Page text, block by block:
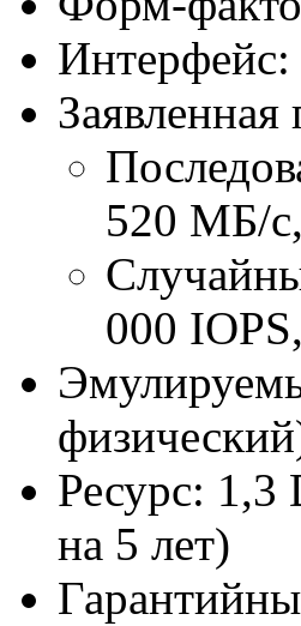
520 МБ/
000
Ресурс: 1,3
на 5 лет)